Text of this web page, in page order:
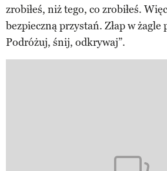
zrobiłeś, niż tego, co zrobiłeś.
bezpieczną przystań. Złap w
Podróżuj, śnij, odkrywaj”.